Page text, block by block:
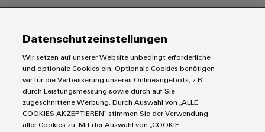
Weidmüller
Configurator
Digital
Engineering
auf einem
Produkte
Reihenklemmen
Leiterplattensteckverbinder & Leiterplattenklemmen
Blitz- und Überspannungsschutz
Steuerungen
Engineering- und Visualisierungstools
Lösungen
Automatisierung
Energiemanagement-Lösungen
Industrial-IoT-Lösungen
Service
Bestückte Klemmenleisten
Datenschutzeinstellungen
Wir setzen auf unserer Website unbedingt erforderliche
und optionale Cookies ein. Optionale Cookies benötigen
wir für die Verbesserung unseres Onlineangebots, z.B.
durch Leistungsmessung sowie durch auf Sie
zugeschnittene Werbung. Durch Auswahl von „ALLE
COOKIES AKZEPTIEREN“ stimmen Sie der Verwendung
aller Cookies zu. Mit der Auswahl von „COOKIE-